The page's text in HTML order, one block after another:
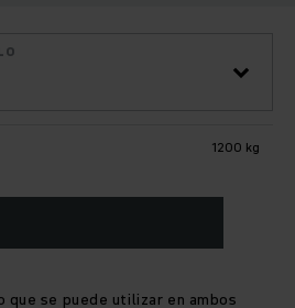
1200 kg
que se puede utilizar en ambos